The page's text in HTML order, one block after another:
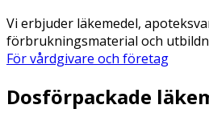
Vi erbjuder läkemedel,
förbrukningsmaterial och
För vårdgivare och företag
Dosförpackade